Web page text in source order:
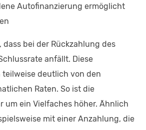
Autofinanzierung ermöglicht
dass bei der Rückzahlung des
anfällt. Diese
deutlich von den
Raten. So ist die
um ein Vielfaches höher. Ähnlich
mit einer Anzahlung, die